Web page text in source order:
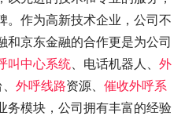
。作为高新技术企业，公司不
和京东金融的合作更是为公司
叫中心系统 、电话机器人、 外
外呼线路资源、 催收外呼系
务模块，公司拥有丰富的经验